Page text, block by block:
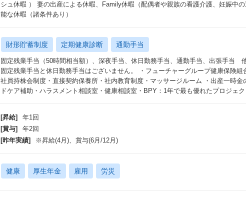
シュ休暇 ） 妻の出産による休暇、Family休暇（配偶者や親族の看護介護、妊娠中
能な休暇（諸条件あり）
財形貯蓄制度 定期健康診断 通勤手当
固定残業手当（50時間相当額）、深夜手当、休日勤務手当、通勤手当、出張手当
固定残業手当と休日勤務手当はございません。 ・フューチャーグループ健康保険組
社員持株会制度・直接契約保養所・社内教育制度・マッサージルーム ・出産一時
ドケア補助・ハラスメント相談室・健康相談室・BPY：1年で最も優れたプロジェク
[昇給]
年1回
[賞与]
年2回
[昨年実績]
※昇給(4月)、賞与(6月/12月)
健康 厚生年金 雇用 労災